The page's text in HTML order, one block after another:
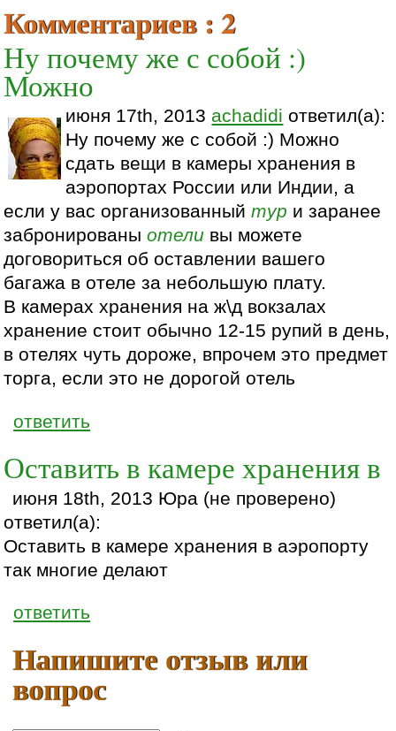
Комментариев : 2
Ну почему же с собой :)
Можно
июня 17th, 2013 achadidi ответил(а):
Ну почему же с собой :) Можно
сдать вещи в камеры хранения в
аэропортах России или Индии, а
если у вас организованныйтур и заранее
забронированыотели вы можете
договориться об оставлении вашего
багажа в отеле за небольшую плату.
В камерах хранения на ж\д вокзалах
хранение стоит обычно 12-15 рупий в день,
в отелях чуть дороже, впрочем это предмет
торга, если это не дорогой отель
ответить
Оставить в камере хранения в
июня 18th, 2013 Юра (не проверено)
ответил(а):
Оставить в камере хранения в аэропорту
так многие делают
ответить
Напишите отзыв или
вопрос